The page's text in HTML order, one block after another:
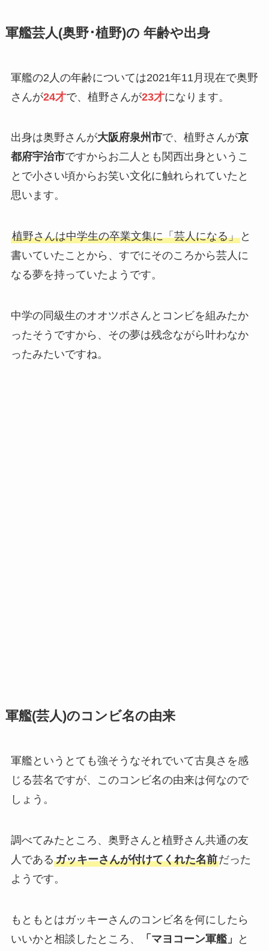
軍艦芸人(奥野･植野)の 年齢や出身
軍艦の2人の年齢については2021年11月現在で奥野
さんが24才で、植野さんが23才になります。
出身は奥野さんが大阪府泉州市で、植野さんが京
都府宇治市ですからお二人とも関西出身というこ
とで小さい頃からお笑い文化に触れられていたと
思います。
植野さんは中学生の卒業文集に「芸人になる」と
書いていたことから、すでにそのころから芸人に
なる夢を持っていたようです。
中学の同級生のオオツボさんとコンビを組みたか
ったそうですから、その夢は残念ながら叶わなか
ったみたいですね。
軍艦(芸人)のコンビ名の由来
軍艦というとても強そうなそれでいて古臭さを感
じる芸名ですが、このコンビ名の由来は何なので
しょう。
調べてみたところ、奥野さんと植野さん共通の友
人であるガッキーさんが付けてくれた名前だった
ようです。
もともとはガッキーさんのコンビ名を何にしたら
いいかと相談したところ、
「マヨコーン軍艦」
と